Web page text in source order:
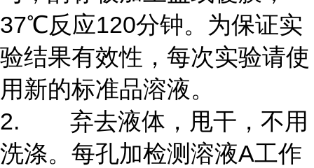
37℃反应120分钟。为保证实
验结果有效性，每次实验请使
用新的标准品溶液。
2. 弃去液体，甩干，不用
洗涤。每孔加检测溶液A工作